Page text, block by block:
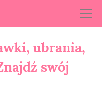
ubrania,
swój